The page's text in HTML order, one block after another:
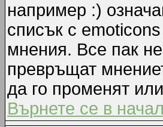
например :)
списък с
мнения. Все пак
превръщат
да го променят
Върнете се в